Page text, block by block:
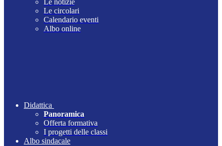
Le notizie
Le circolari
Calendario eventi
Albo online
Didattica
Panoramica
Offerta formativa
I progetti delle classi
Albo sindacale